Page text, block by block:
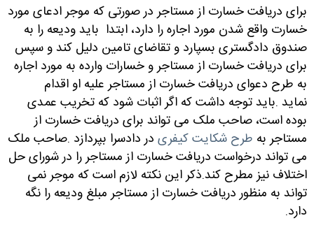
برای دریافت خسارت از مستاجر در صورتی که موجر ادعای مورد
خسارت واقع شدن مورد اجاره را دارد، ابتدا باید ودیعه را به
صندوق دادگستری بسپارد و تقاضای تامین دلیل کند و سپس
برای دریافت خسارت از مستاجر و خسارات وارده به مورد اجاره
به طرح دعوای دریافت خسارت از مستاجر علیه او اقدام
نماید .باید توجه داشت که اگر اثبات شود که تخریب عمدی
بوده است، صاحب ملک می تواند برای دریافت خسارت از
مستاجر به طرح شکایت کیفری در دادسرا بپردازد .صاحب ملک
می تواند درخواست دریافت خسارت از مستاجر را در شورای حل
اختلاف نیز مطرح کند.ذکر این نکته لازم است که موجر نمی
تواند به منظور دریافت خسارت از مستاجر مبلغ ودیعه را نگه
دارد.